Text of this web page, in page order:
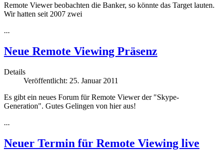
Remote Viewer beobachten die Banker, so könnte das Target lauten.
Wir hatten seit 2007 zwei
...
Neue Remote Viewing Präsenz
Details
Veröffentlicht: 25. Januar 2011
Es gibt ein neues Forum für Remote Viewer der "Skype-
Generation". Gutes Gelingen von hier aus!
...
Neuer Termin für Remote Viewing live